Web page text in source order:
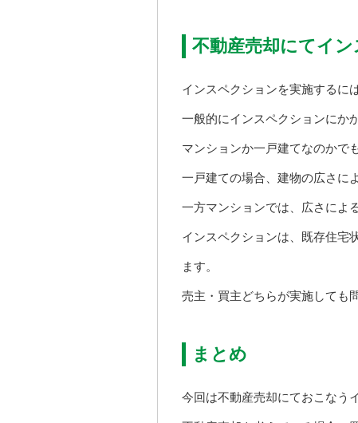
不動産売却にてイ
インスペクションを実施するに
一般的にインスペクションにか
マンションか一戸建てなのかで
一戸建ての場合、建物の広さに
一方マンションでは、広さによ
インスペクションは、既存住宅
ます。
売主・買主どちらが実施しても
まとめ
今回は不動産売却にておこなう